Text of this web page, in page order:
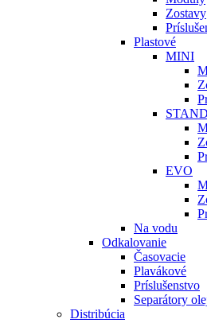
Zostavy
Plastové
MINI
EVO
Na vodu
Odkalovanie
Časovacie
Plavákové
Príslušenstvo
Separátory
Distribúcia